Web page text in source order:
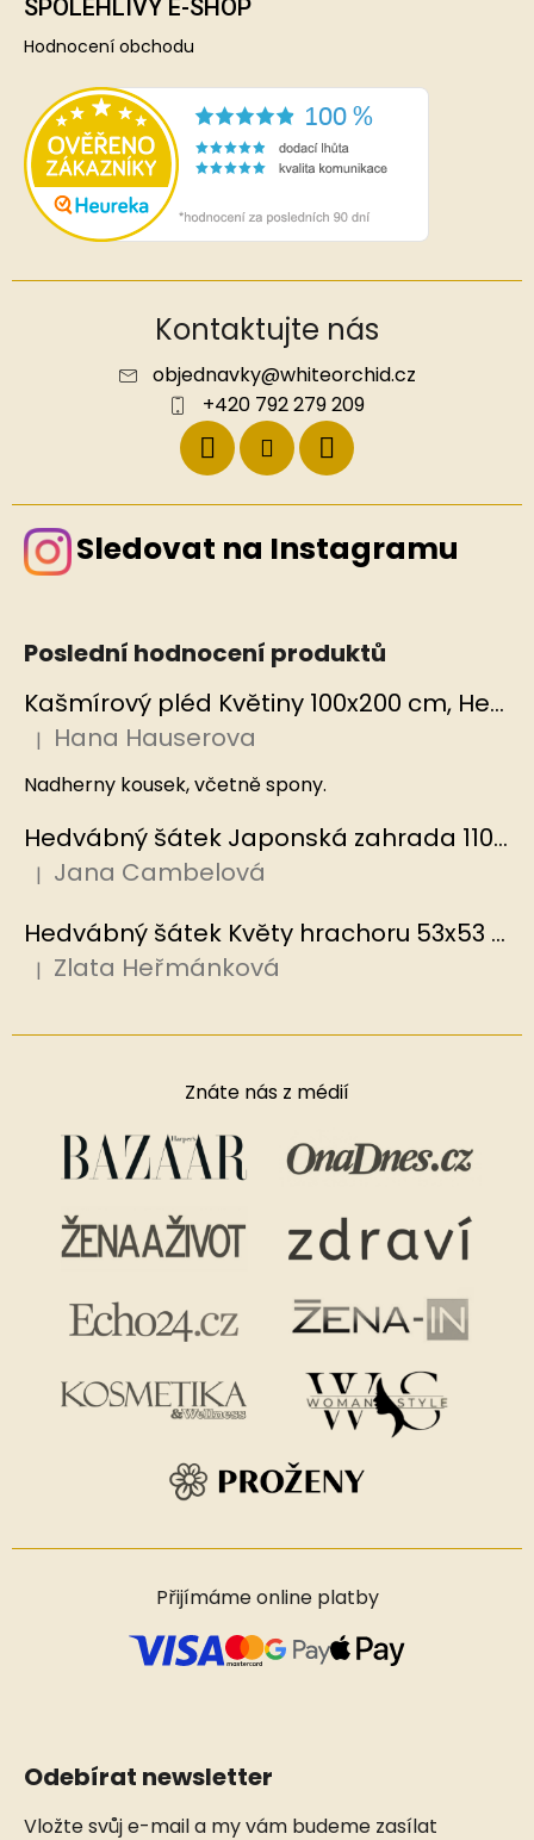
SPOLEHLIVÝ E-SHOP
Hodnocení obchodu
Kontaktujte nás
objednavky@whiteorchid.cz
+420 792 279 209
Sledovat na Instagramu
Poslední hodnocení produktů
Kašmírový pléd Květiny 100x200 cm, Hedvábný svět
Hodnocení produktu je 5 z 5 hvězdiček.
| Hana Hauserova
Nadherny kousek, včetně spony.
Hedvábný šátek Japonská zahrada 110x110 cm v dárkovém balení, HEDVÁBNÝ SVĚT
Hodnocení produktu je 5 z 5 hvězdiček.
| Jana Cambelová
Hedvábný šátek Květy hrachoru 53x53 cm v dárkovém balení, HEDVÁBNÝ SVĚT
Hodnocení produktu je 5 z 5 hvězdiček.
| Zlata Heřmánková
Znáte nás z médií
Přijímáme online platby
Odebírat newsletter
Vložte svůj e-mail a my vám budeme zasílat